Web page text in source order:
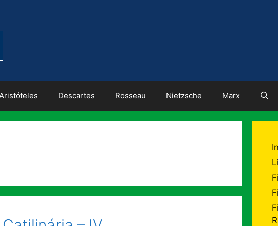
Descartes Rosseau Nietzsche Marx